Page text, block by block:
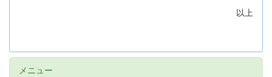
以上
メニュー